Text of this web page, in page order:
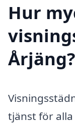
Hur
Årjäng?
tjänst för alla